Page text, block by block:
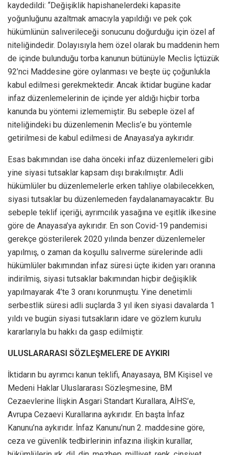
kaydedildi: “Değişiklik hapishanelerdeki kapasite
yoğunluğunu azaltmak amacıyla yapıldığı ve pek çok
hükümlünün salıverileceği sonucunu doğurduğu için özel af
niteliğindedir. Dolayısıyla hem özel olarak bu maddenin hem
de içinde bulunduğu torba kanunun bütünüyle Meclis İçtüzük
92’nci Maddesine göre oylanması ve beşte üç çoğunlukla
kabul edilmesi gerekmektedir. Ancak iktidar bugüne kadar
infaz düzenlemelerinin de içinde yer aldığı hiçbir torba
kanunda bu yöntemi izlememiştir. Bu sebeple özel af
niteliğindeki bu düzenlemenin Meclis’e bu yöntemle
getirilmesi de kabul edilmesi de Anayasa’ya aykırıdır.
Esas bakımından ise daha önceki infaz düzenlemeleri gibi
yine siyasi tutsaklar kapsam dışı bırakılmıştır. Adli
hükümlüler bu düzenlemelerle erken tahliye olabilecekken,
siyasi tutsaklar bu düzenlemeden faydalanamayacaktır. Bu
sebeple teklif içeriği, ayrımcılık yasağına ve eşitlik ilkesine
göre de Anayasa’ya aykırıdır. En son Covid-19 pandemisi
gerekçe gösterilerek 2020 yılında benzer düzenlemeler
yapılmış, o zaman da koşullu salıverme sürelerinde adli
hükümlüler bakımından infaz süresi üçte ikiden yarı oranına
indirilmiş, siyasi tutsaklar bakımından hiçbir değişiklik
yapılmayarak 4’te 3 oranı korunmuştu. Yine denetimli
serbestlik süresi adli suçlarda 3 yıl iken siyasi davalarda 1
yıldı ve bugün siyasi tutsakların idare ve gözlem kurulu
kararlarıyla bu hakkı da gasp edilmiştir.
ULUSLARARASI SÖZLEŞMELERE DE AYKIRI
İktidarın bu ayrımcı kanun teklifi, Anayasaya, BM Kişisel ve
Medeni Haklar Uluslararası Sözleşmesine, BM
Cezaevlerine İlişkin Asgari Standart Kurallara, AİHS’e,
Avrupa Cezaevi Kurallarına aykırıdır. En başta İnfaz
Kanunu’na aykırıdır. İnfaz Kanunu’nun 2. maddesine göre,
ceza ve güvenlik tedbirlerinin infazına ilişkin kurallar,